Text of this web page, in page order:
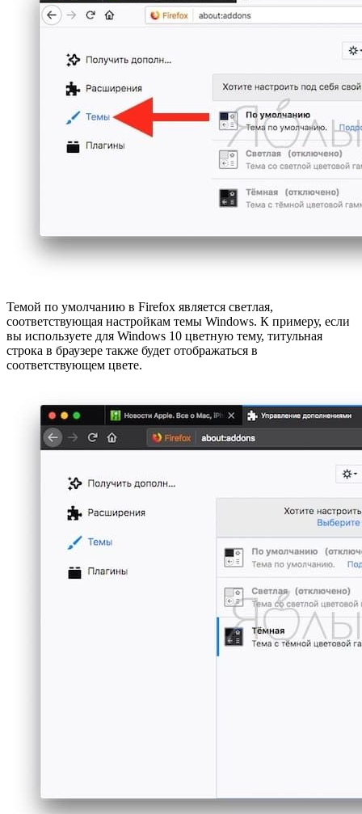
Темой по умолчанию в Firefox является светлая,
соответствующая настройкам темы Windows. К примеру, если
вы используете для Windows 10 цветную тему, титульная
строка в браузере также будет отображаться в
соответствующем цвете.